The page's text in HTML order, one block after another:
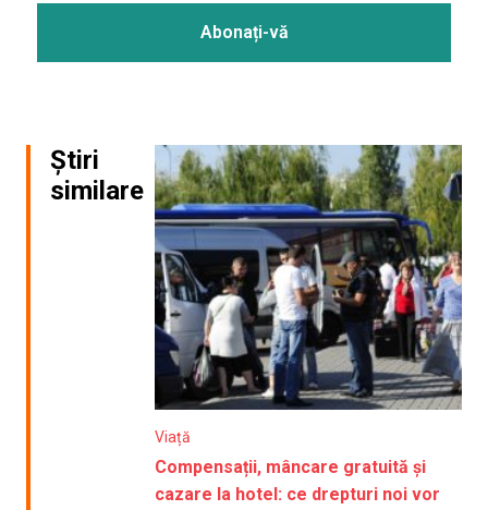
Știri
similare
Viață
Compensații, mâncare gratuită și
cazare la hotel: ce drepturi noi vor